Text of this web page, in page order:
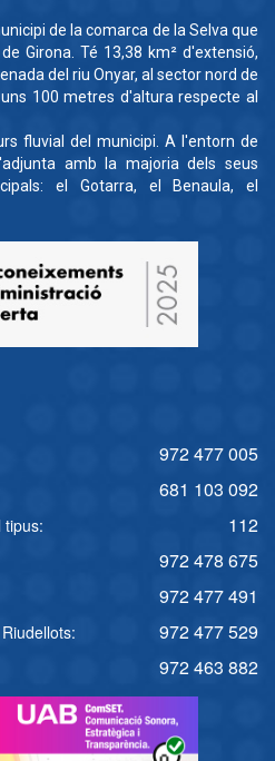
de la comarca de la Selva que
Girona. Té 13,38 km² d'extensió,
del riu Onyar, al sector nord de
100 metres d'altura respecte al
fluvial del municipi. A l'entorn de
amb la majoria dels seus
el Gotarra, el Benaula, el
972 477 005
681 103 092
tipus: 112
972 478 675
972 477 491
972 477 529
972 463 882